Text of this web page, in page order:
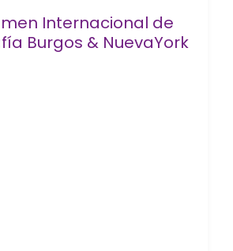
Internacional de
Burgos & NuevaYork